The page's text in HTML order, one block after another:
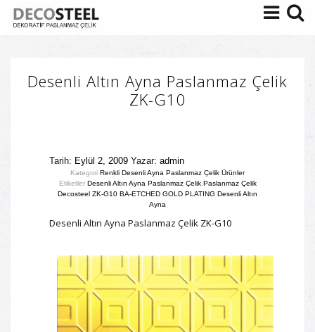
Desenli Altın Ayna Paslanmaz Çelik
ZK-G10
Tarih: Eylül 2, 2009 Yazar: admin
Kategori Renkli Desenli Ayna Paslanmaz Çelik Ürünler
Etiketler Desenli Altın Ayna Paslanmaz Çelik, Paslanmaz Çelik
Decosteel ZK-G10 BA-ETCHED GOLD PLATING Desenli Altın
Ayna
Desenli Altın Ayna Paslanmaz Çelik ZK-G10